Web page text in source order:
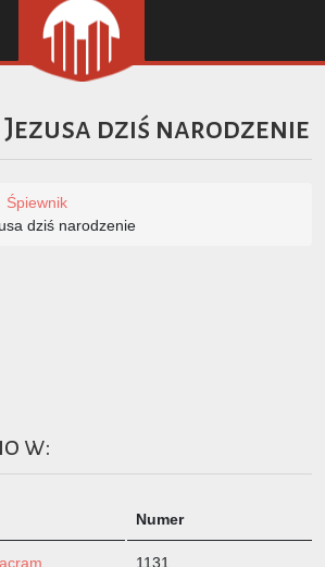
dziś narodzenie
Śpiewnik
dziś narodzenie
w:
Numer
1131